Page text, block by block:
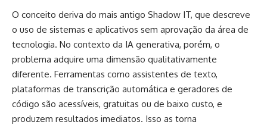
O conceito deriva do mais antigo Shadow IT, que descreve
o uso de sistemas e aplicativos sem aprovação da área de
tecnologia. No contexto da IA generativa, porém, o
problema adquire uma dimensão qualitativamente
diferente. Ferramentas como assistentes de texto,
plataformas de transcrição automática e geradores de
código são acessíveis, gratuitas ou de baixo custo, e
produzem resultados imediatos. Isso as torna